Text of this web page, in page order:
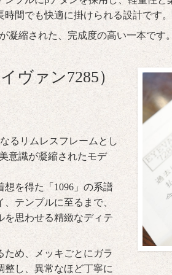
間でも快適に掛けられる設計です。
凝縮された、完成度の高い一本です
ヴァン7285）
るリムレスフレームとし
意識が凝縮されたモデ
を得た「1096」の系譜
テンプルに至るまで、
を思わせる精緻なディテ
ため、メッキごとにガラ
整し、異常なほど丁寧に